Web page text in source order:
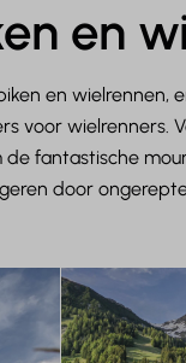
en
en
voor wielrenners.
fantastische
door